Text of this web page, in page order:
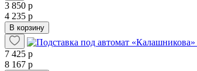
3 850 р
4 235 р
В корзину
7 425 р
8 167 р